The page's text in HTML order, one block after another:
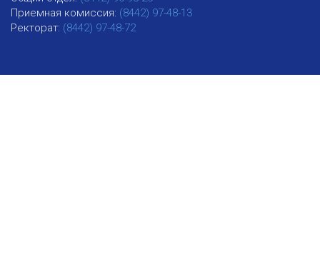
Приемная комиссия: (8442) 97-48-13
Ректорат: (8442) 97-48-72